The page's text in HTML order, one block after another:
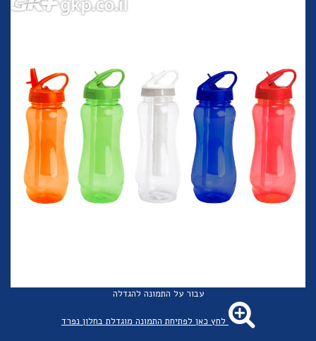
עבור על התמונה להגדלה
לחץ כאן לפתיחת התמונה מוגדלת בחלון נפרד